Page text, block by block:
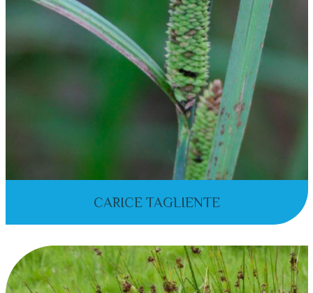
CARICE TAGLIENTE